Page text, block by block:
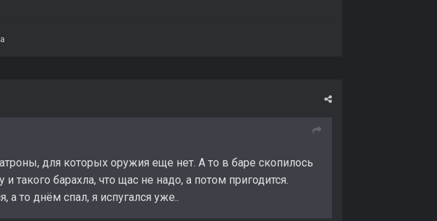
для которых оружия еще нет. А то в баре скопилось
такого барахла, что щас не надо, а потом пригодится.
а то днём спал, я испугался уже..